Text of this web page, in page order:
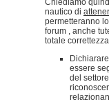
nautico di
permetteranno
forum , anche
totale
essere
del